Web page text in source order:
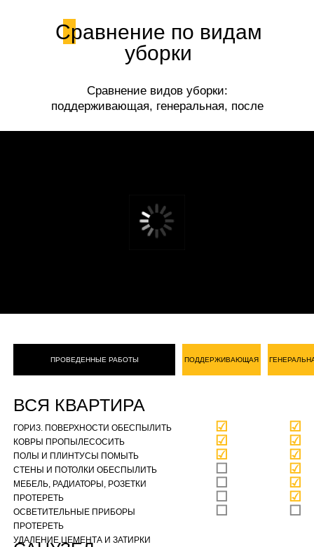
Сравнение по видам
уборки
Сравнение видов уборки:
поддерживающая, генеральная, после
ГОРИЗ. ПОВЕРХНОСТИ ОБЕСПЫЛИТЬ
КОВРЫ ПРОПЫЛЕСОСИТЬ
ПОЛЫ И ПЛИНТУСЫ ПОМЫТЬ
СТЕНЫ И ПОТОЛКИ ОБЕСПЫЛИТЬ
МЕБЕЛЬ, РАДИАТОРЫ, РОЗЕТКИ
ПРОТЕРЕТЬ
ОСВЕТИТЕЛЬНЫЕ ПРИБОРЫ
ПРОТЕРЕТЬ
УДАЛЕНИЕ ЦЕМЕНТА И ЗАТИРКИ
ВСЯ КВАРТИРА
☑
☑
☑
☐
☐
☐
☐
ПРОВЕДЕННЫЕ РАБОТЫ ПОДДЕРЖИВАЮЩАЯ
☑
☑
☑
☑
☑
☑
☐